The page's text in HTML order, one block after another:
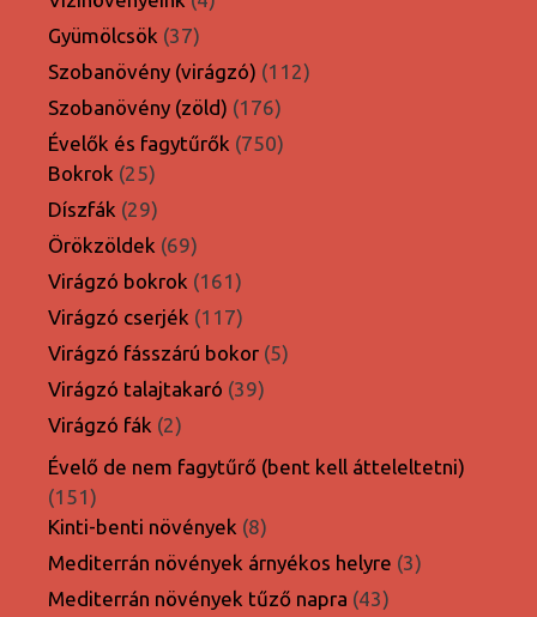
Gyümölcsök 3737
termék
Szobanövény (virágzó) 112112
Szobanövény (zöld) 176176
termék
Évelők és fagytűrők 750750
Bokrok 2525
termék
Díszfák 2929
termék
Örökzöldek 6969
termék
Virágzó bokrok 161161
termék
Virágzó cserjék 117117
termék
Virágzó fásszárú bokor 55
Virágzó talajtakaró 3939
Virágzó fák 22
termék
Évelő de nem fagytűrő (bent kell átteleltetni)
151151
termék
Kinti-benti növények 88
termék
Mediterrán növények árnyékos helyre 33
Mediterrán növények tűző napra 4343